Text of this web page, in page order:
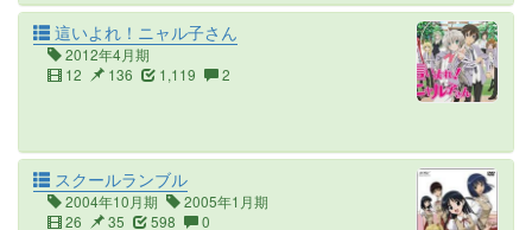
這いよれ！ニャル子さん
2012年4月期
12
136 1,119 2
スクールランブル
2004年10月期
2005年1月期
26
35 598 0